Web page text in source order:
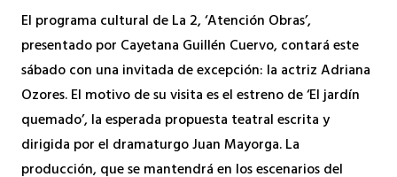
El programa cultural de La 2, ‘Atención Obras’,
presentado por Cayetana Guillén Cuervo, contará este
sábado con una invitada de excepción: la actriz Adriana
Ozores. El motivo de su visita es el estreno de ‘El jardín
quemado’, la esperada propuesta teatral escrita y
dirigida por el dramaturgo Juan Mayorga. La
producción, que se mantendrá en los escenarios del